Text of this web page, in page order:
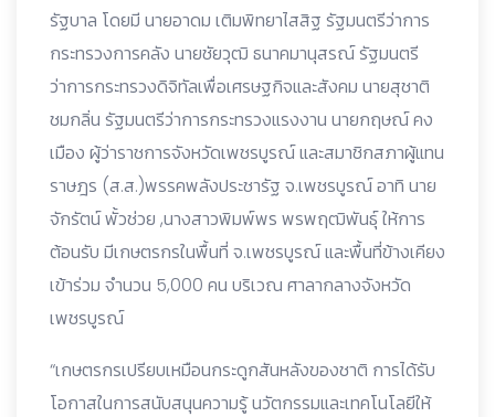
รัฐบาล โดยมี นายอาดม เติมพิทยาไสสิฐ รัฐมนตรีว่าการ
กระทรวงการคลัง นายชัยวุฒิ ธนาคมานุสรณ์ รัฐมนตรี
ว่าการกระทรวงดิจิทัลเพื่อเศรษฐกิจและสังคม นายสุชาติ
ชมกลิ่น รัฐมนตรีว่าการกระทรวงแรงงาน นายกฤษณ์ คง
เมือง ผู้ว่าราชการจังหวัดเพชรบูรณ์ และสมาชิกสภาผู้แทน
ราษฎร (ส.ส.)พรรคพลังประชารัฐ จ.เพชรบูรณ์ อาทิ นาย
จักรัตน์ พั้วช่วย ,นางสาวพิมพ์พร พรพฤฒิพันธุ์ ให้การ
ต้อนรับ มีเกษตรกรในพื้นที่ จ.เพชรบูรณ์ และพื้นที่ข้างเคียง
เข้าร่วม จำนวน 5,000 คน บริเวณ ศาลากลางจังหวัด
เพชรบูรณ์
“เกษตรกรเปรียบเหมือนกระดูกสันหลังของชาติ การได้รับ
โอกาสในการสนับสนุนความรู้ นวัตกรรมและเทคโนโลยีให้